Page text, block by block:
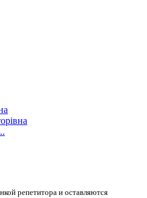
репетитора и оставляются